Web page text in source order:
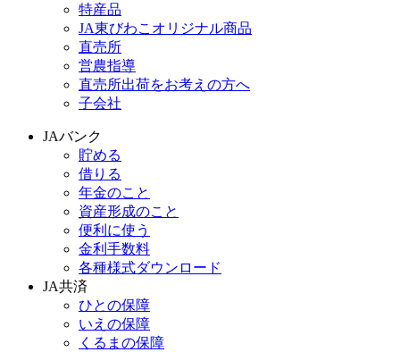
特産品
JA東びわこオリジナル商品
直売所
営農指導
直売所出荷をお考えの方へ
子会社
JAバンク
貯める
借りる
年金のこと
資産形成のこと
便利に使う
金利手数料
各種様式ダウンロード
JA共済
ひとの保障
いえの保障
くるまの保障